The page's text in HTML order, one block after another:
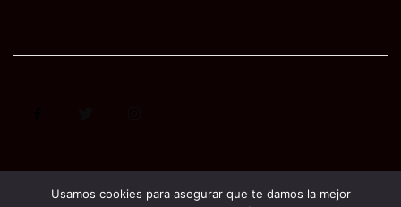
Usamos cookies para asegurar que te damos la mejor